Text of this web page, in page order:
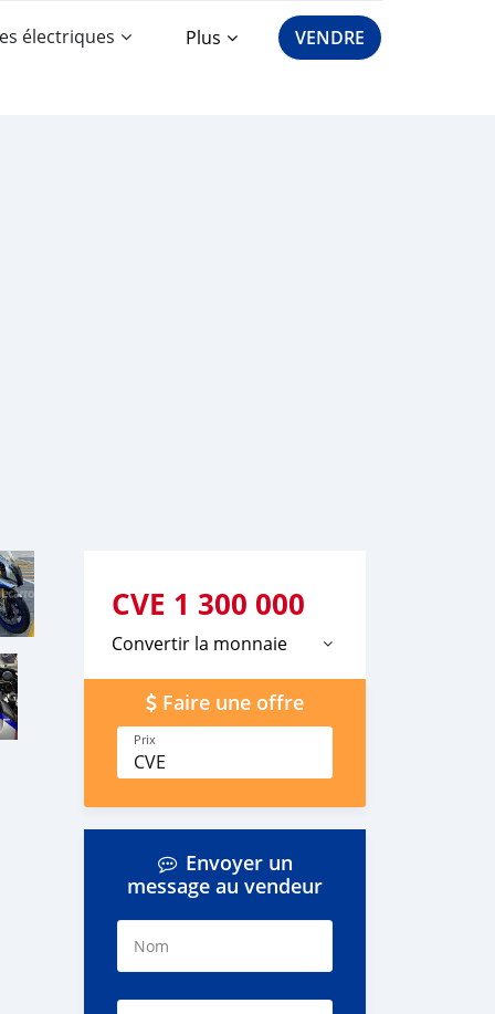
électriques Plus VENDRE
CVE 1 300 000
Convertir la monnaie
Faire une offre
Prix
CVE
Envoyer un
message au vendeur
Nom